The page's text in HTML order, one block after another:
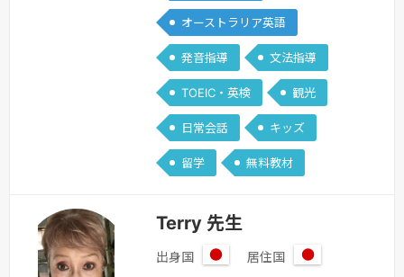
した。）英語は帰国子女ではなく、独学
で始めたため最初は全く話せませんでし
たが、今では英語を使った仕事もこなせ
るように成長しました。私自身の経験か
ら、英語を学ぶ楽しさと苦しさをよく理
解しています。レッスンを通じて、皆さ
んと…続きを見る »
オーストラリア英語
発音指導 文法指導
TOEIC・英検 観光
日常会話 キッズ
留学 無料教材
Terry 先生
出身国 居住国